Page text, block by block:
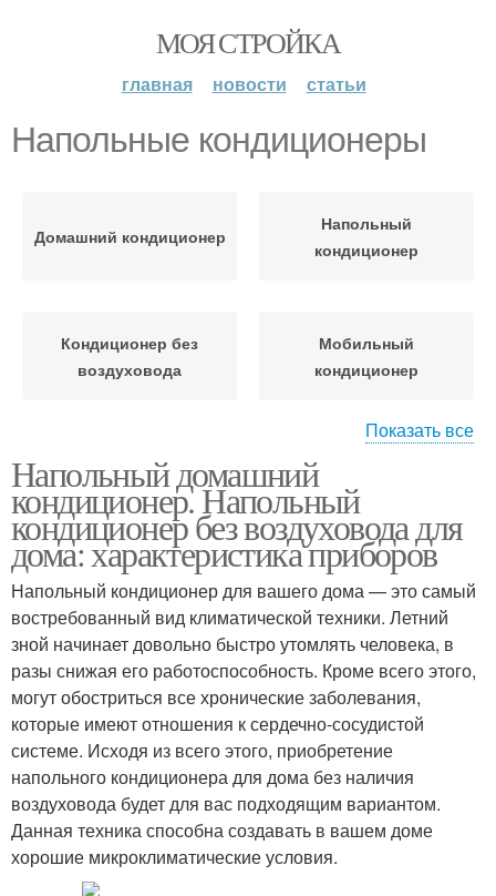
МОЯ СТРОЙКА
главная новости статьи
Напольные кондиционеры
Домашний кондиционер
Напольный
кондиционер
Кондиционер без
воздуховода
Мобильный
кондиционер
Кондиционер с
воздуховодом
Кондиционер в
рассрочку
Кондиционеры в кредит
Показать все
Напольный домашний
кондиционер. Напольный
кондиционер без воздуховода для
дома: характеристика приборов
Напольный кондиционер для вашего дома — это самый
востребованный вид климатической техники. Летний
зной начинает довольно быстро утомлять человека, в
разы снижая его работоспособность. Кроме всего этого,
могут обостриться все хронические заболевания,
которые имеют отношения к сердечно-сосудистой
системе. Исходя из всего этого, приобретение
напольного кондиционера для дома без наличия
воздуховода будет для вас подходящим вариантом.
Данная техника способна создавать в вашем доме
хорошие микроклиматические условия.